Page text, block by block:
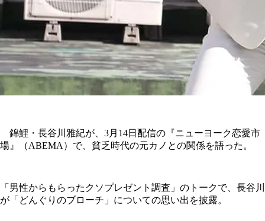
錦鯉・長谷川雅紀が、3月14日配信の『ニューヨーク恋愛市
場』（ABEMA）で、貧乏時代の元カノとの関係を語った。
「男性からもらったクソプレゼント調査」のトークで、長谷川
が「どんぐりのブローチ」についての思い出を披露。